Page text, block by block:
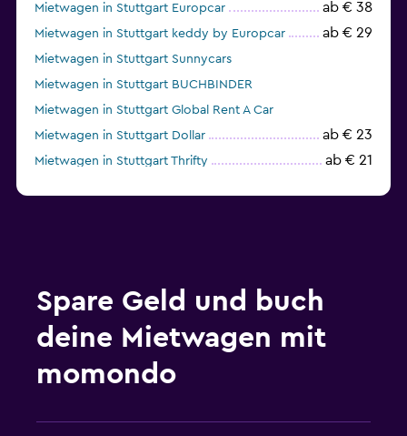
Mietwagen in Stuttgart Europcar ab € 38
Mietwagen in Stuttgart keddy by Europcar ab € 29
Mietwagen in Stuttgart Sunnycars
Mietwagen in Stuttgart BUCHBINDER
Mietwagen in Stuttgart Global Rent A Car
Mietwagen in Stuttgart Dollar
ab € 23
Mietwagen in Stuttgart Thrifty ab € 21
Spare Geld und buch
deine Mietwagen mit
momondo